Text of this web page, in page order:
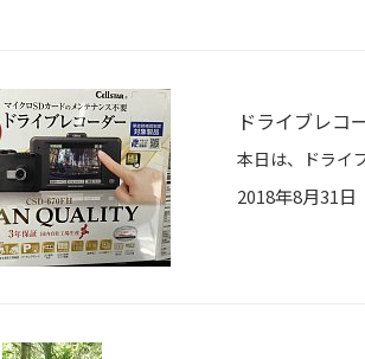
ドライブレコ
2018年8月31日